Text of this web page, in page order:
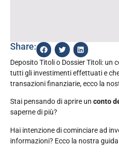
Share:
Deposito Titoli o Dossier Titoli: un
tutti gli investimenti effettuati e
transazioni finanziarie, ecco la
Stai pensando di aprire un conto
saperne di più?
Hai intenzione di cominciare ad
informazioni? Ecco la nostra